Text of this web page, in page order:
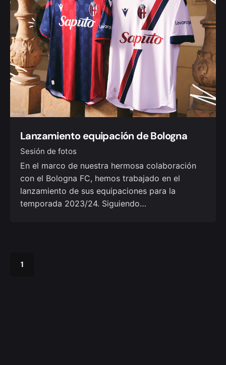
Lanzamiento equipación de Bologna
Sesión de fotos
En el marco de nuestra hermosa colaboración
con el Bologna FC, hemos trabajado en el
lanzamiento de sus equipaciones para la
temporada 2023/24. Siguiendo…
1